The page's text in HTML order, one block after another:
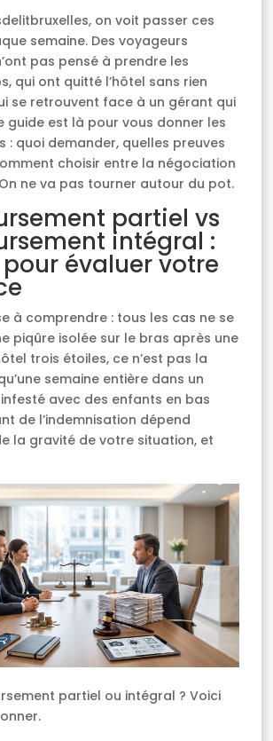
on voit passer ces
semaine. Des voyageurs
pas pensé à prendre les
qui ont quitté l’hôtel sans rien
se retrouvent face à un gérant qui
guide est là pour vous donner les
: quoi demander, quelles preuves
choisir entre la négociation
ne va pas tourner autour du pot.
partiel vs
intégral :
évaluer votre
à comprendre : tous les cas ne se
piqûre isolée sur le bras après une
trois étoiles, ce n’est pas la
semaine entière dans un
avec des enfants en bas
de l’indemnisation dépend
la gravité de votre situation, et
partiel ou intégral ? Voici